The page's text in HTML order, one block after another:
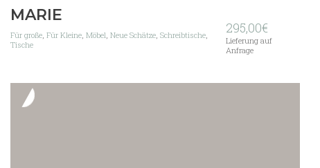
MARIE
Für große Für Kleine Möbel Neue Schätze Schreibtische
Tische
295,00€
Lieferung auf
Anfrage